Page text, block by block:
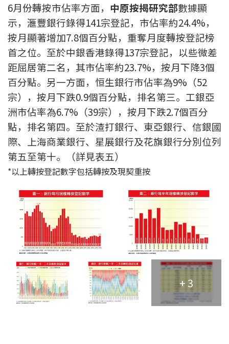
本網頁所提供資料僅作參考用途。
若因錯漏而引致任何不便或損失，中原按揭概不負責。
本網站採用無障礙網頁設計，如有任何問題，可查詢：
2889 2886 / cmb@mail.centanet.com
中原地產 | 網上搵樓 |
中原工商舖
© 2026 中原按揭經紀有限公司 Centaline Mortgage Broker Limited 版權所有
條款及細則
私隱政策聲明
6月份轉按市佔率方面， 中原按揭研究部數據顯
示，滙豐銀行錄得141宗登記，市佔率約24.4%，
按月顯著增加7.8個百分點，重奪月度轉按登記榜
首之位。至於中銀香港錄得137宗登記，以些微差
距屈居第二名，其市佔率約23.7%，按月下降3個
百分點。另一方面，恒生銀行市佔率為9%（52
宗），按月下跌0.9個百分點，排名第三。工銀亞
洲市佔率為6.7%（39宗），按月下跌2.7個百分
點，排名第四。至於渣打銀行、東亞銀行、信銀國
際、上海商業銀行、星展銀行及花旗銀行分別位列
第五至第十。（詳見表五）
*以上轉按登記數字包括轉按及現契重按
+ 3